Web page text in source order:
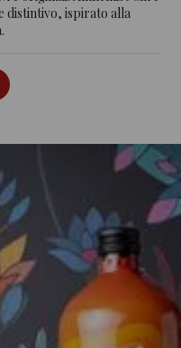
distintivo, ispirato alla